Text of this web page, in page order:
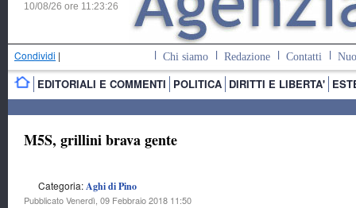
10/08/26 ore 11:23:27
Condividi | Chi siamo Redazione Contatti
EDITORIALI E COMMENTI POLITICA DIRITTI E LIBERTA'
M5S, grillini brava gente
Categoria:Aghi di Pino
Pubblicato Venerdì, 09 Febbraio 2018 11:50